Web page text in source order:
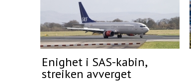
Enighet i SAS-kabin,
streiken avverget